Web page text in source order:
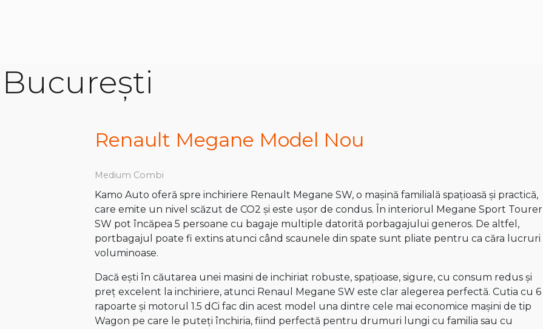
Renault Megane Model Nou
Medium Combi
Kamo Auto oferă spre inchiriere Renault Megane SW, o mașină familială spațioasă și practică,
care emite un nivel scăzut de CO2 și este ușor de condus. În interiorul Megane Sport Tourer
SW pot încăpea 5 persoane cu bagaje multiple datorită porbagajului generos. De altfel,
portbagajul poate fi extins atunci când scaunele din spate sunt pliate pentru ca căra lucruri
voluminoase.
Dacă ești în căutarea unei masini de inchiriat robuste, spațioase, sigure, cu consum redus și
preț excelent la inchiriere, atunci Renaul Megane SW este clar alegerea perfectă. Cutia cu 6
rapoarte și motorul 1.5 dCi fac din acest model una dintre cele mai economice mașini de tip
Wagon pe care le puteți închiria, fiind perfectă pentru drumuri lungi cu familia sau cu